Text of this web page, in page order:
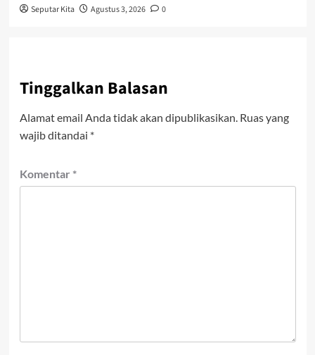
Seputar Kita Agustus 3, 2026 0
Tinggalkan Balasan
Alamat email Anda tidak akan dipublikasikan. Ruas yang
wajib ditandai *
Komentar *